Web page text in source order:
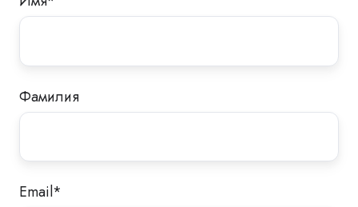
Фамилия
Email*